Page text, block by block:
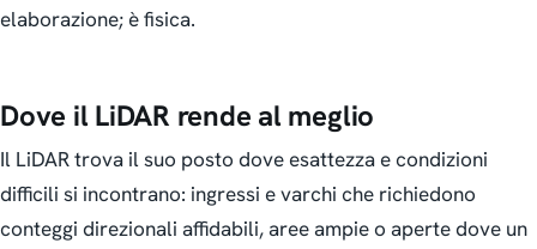
elaborazione; è fisica.
Dove il LiDAR rende al meglio
Il LiDAR trova il suo posto dove esattezza e condizioni
difficili si incontrano: ingressi e varchi che richiedono
conteggi direzionali affidabili, aree ampie o aperte dove un